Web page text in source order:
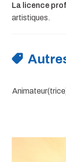
La licence
artistiques.